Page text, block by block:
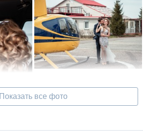
Показать все фото